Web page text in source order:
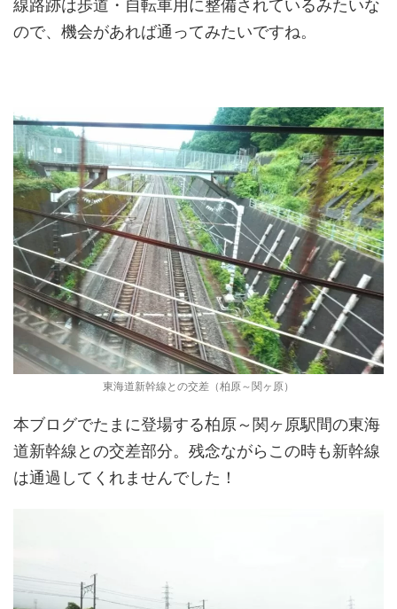
線路跡は歩道・自転車用に整備されているみたいな
ので、機会があれば通ってみたいですね。
東海道新幹線との交差（柏原～関ヶ原）
本ブログでたまに登場する柏原～関ヶ原駅間の東海
道新幹線との交差部分。残念ながらこの時も新幹線
は通過してくれませんでした！